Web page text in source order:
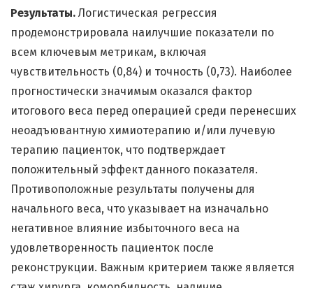
Результаты. Логистическая регрессия
продемонстрировала наилучшие показатели по
всем ключевым метрикам, включая
чувствительность (0,84) и точность (0,73). Наиболее
прогностически значимым оказался фактор
итогового веса перед операцией среди перенесших
неоадъювантную химиотерапию и/или лучевую
терапию пациенток, что подтверждает
положительный эффект данного показателя.
Противоположные результаты получены для
начального веса, что указывает на изначально
негативное влияние избыточного веса на
удовлетворенность пациенток после
реконструкции. Важным критерием также является